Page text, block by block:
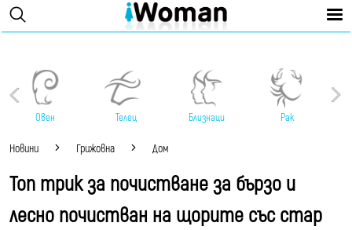
Овен Телец Близнаци Рак
Новини Грижовна Дом
Топ трик за почистване за бързо и
лесно почистван на щорите със стар